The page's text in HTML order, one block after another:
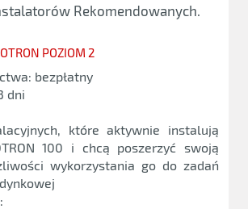
Rekomendowanych.
POZIOM 2
bezpłatny
dni
które aktywnie instalują
100 i chcą poszerzyć swoją
wykorzystania go do zadań